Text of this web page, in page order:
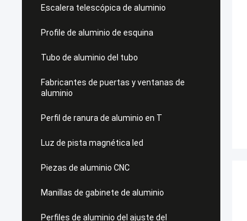
Escalera telescópica de aluminio
Profile de aluminio de esquina
Tubo de aluminio del tubo
Fabricantes de puertas y ventanas de
aluminio
Perfil de ranura de aluminio en T
Luz de pista magnética led
Piezas de aluminio CNC
Manillas de gabinete de aluminio
Perfiles de aluminio del ajuste del